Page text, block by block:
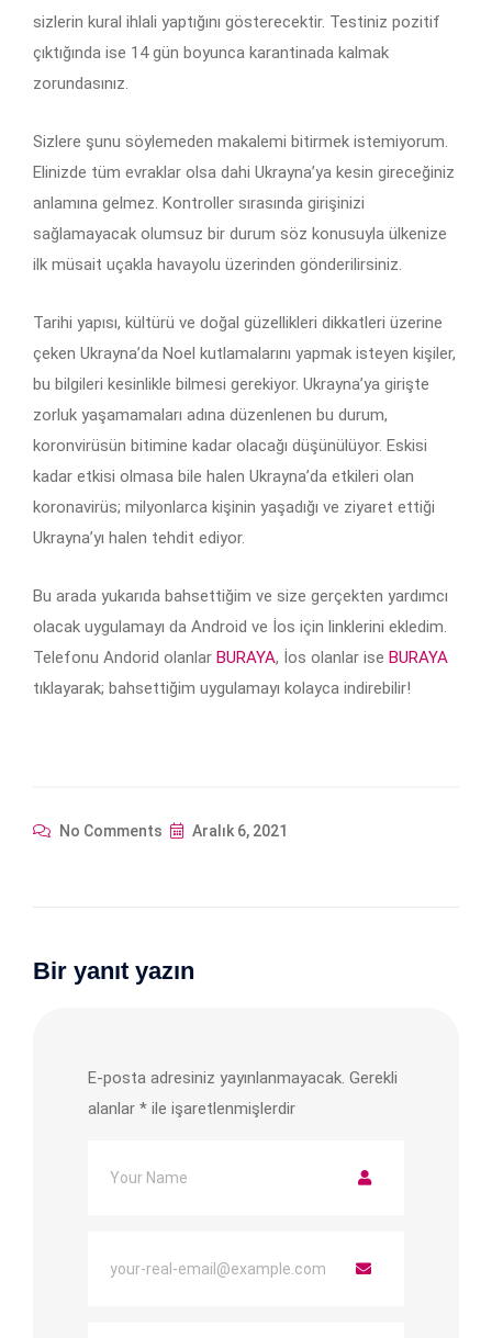
sizlerin kural ihlali yaptığını gösterecektir. Testiniz pozitif
çıktığında ise 14 gün boyunca karantinada kalmak
zorundasınız.
Sizlere şunu söylemeden makalemi bitirmek istemiyorum.
Elinizde tüm evraklar olsa dahi Ukrayna’ya kesin gireceğiniz
anlamına gelmez. Kontroller sırasında girişinizi
sağlamayacak olumsuz bir durum söz konusuyla ülkenize
ilk müsait uçakla havayolu üzerinden gönderilirsiniz.
Tarihi yapısı, kültürü ve doğal güzellikleri dikkatleri üzerine
çeken Ukrayna’da Noel kutlamalarını yapmak isteyen kişiler,
bu bilgileri kesinlikle bilmesi gerekiyor. Ukrayna’ya girişte
zorluk yaşamamaları adına düzenlenen bu durum,
koronvirüsün bitimine kadar olacağı düşünülüyor. Eskisi
kadar etkisi olmasa bile halen Ukrayna’da etkileri olan
koronavirüs; milyonlarca kişinin yaşadığı ve ziyaret ettiği
Ukrayna’yı halen tehdit ediyor.
Bu arada yukarıda bahsettiğim ve size gerçekten yardımcı
olacak uygulamayı da Android ve İos için linklerini ekledim.
Telefonu Andorid olanlar BURAYA, İos olanlar ise BURAYA
tıklayarak; bahsettiğim uygulamayı kolayca indirebilir!
No Comments Aralık 6, 2021
Bir yanıt yazın
E-posta adresiniz yayınlanmayacak. Gerekli
alanlar * ile işaretlenmişlerdir